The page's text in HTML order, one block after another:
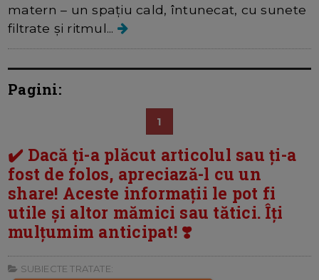
matern – un spațiu cald, întunecat, cu sunete
filtrate și ritmul...
Pagini:
1
✔️ Dacă ți-a plăcut articolul sau ți-a
fost de folos, apreciază-l cu un
share! Aceste informații le pot fi
utile și altor mămici sau tătici. Îți
mulțumim anticipat! ❣️
SUBIECTE TRATATE: